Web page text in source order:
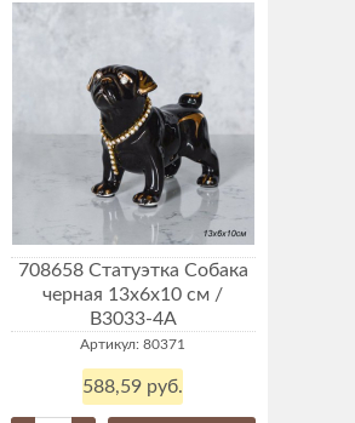
708658 Статуэтка Собака
черная 13х6х10 см /
B3033-4А
Артикул: 80371
588,59 руб.